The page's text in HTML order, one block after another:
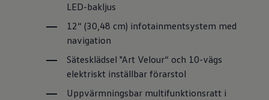
LED-bakljus
12“ (30,48 cm) infotainmentsystem med
navigation
Sätesklädsel "Art Velour“ och 10-vägs
elektriskt inställbar förarstol
Uppvärmningsbar multifunktionsratt i